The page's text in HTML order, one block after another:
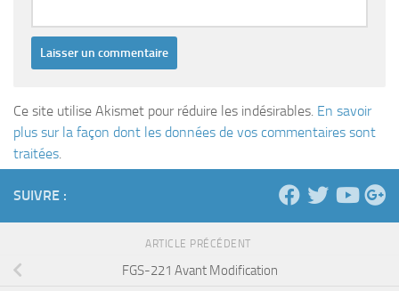
Ce site utilise Akismet pour réduire les indésirables. En savoir
plus sur la façon dont les données de vos commentaires sont
traitées.
SUIVRE :
ARTICLE PRÉCÉDENT
FGS-221 Avant Modification